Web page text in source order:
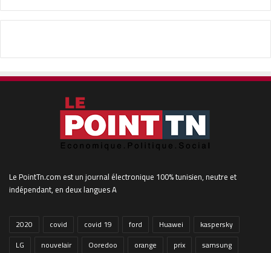
Le PointTn.com est un journal électronique 100% tunisien, neutre et
indépendant, en deux langues A
2020 covid covid 19 ford Huawei
kaspersky
LG
nouvelair Ooredoo orange prix
samsung